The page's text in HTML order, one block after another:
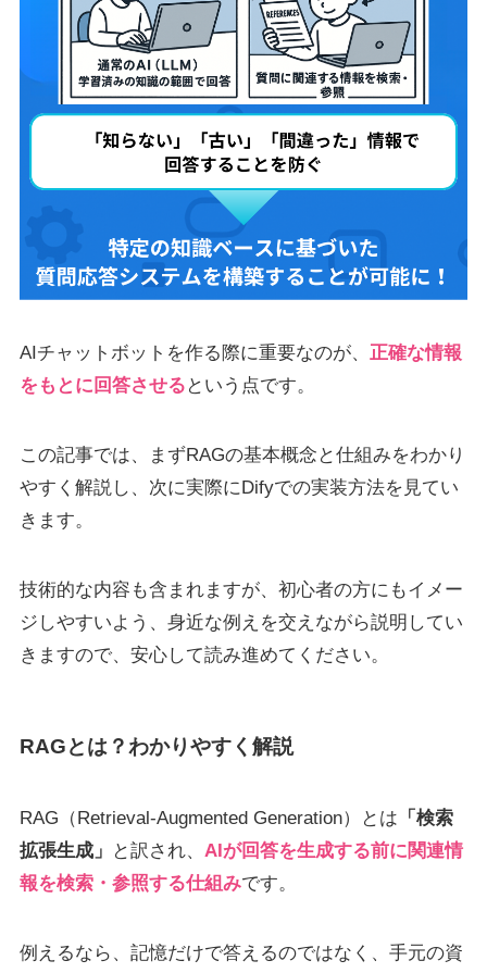
AIチャットボットを作る際に重要なのが、 正確な情報
をもとに回答させる という点です。
この記事では、まずRAGの基本概念と仕組みをわかり
やすく解説し、次に実際にDifyでの実装方法を見てい
きます。
技術的な内容も含まれますが、初心者の方にもイメー
ジしやすいよう、身近な例えを交えながら説明してい
きますので、安心して読み進めてください。
RAGとは？わかりやすく解説
RAG（Retrieval-Augmented Generation）とは 「検索
拡張生成」
と訳され、 AIが回答を生成する前に関連情
報を検索・参照する仕組みです。
例えるなら、記憶だけで答えるのではなく、手元の資